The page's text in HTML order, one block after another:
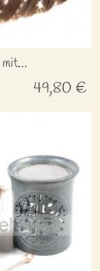
mit…
49,80 €